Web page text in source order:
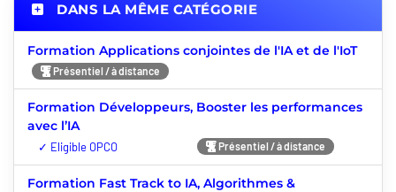
DANS LA MÊME CATÉGORIE
Formation Applications conjointes de l'IA et de l'IoT
Présentiel / à distance
Formation Développeurs, Booster les performances
avec l’IA
Présentiel / à distance
Formation Fast Track to IA, Algorithmes &